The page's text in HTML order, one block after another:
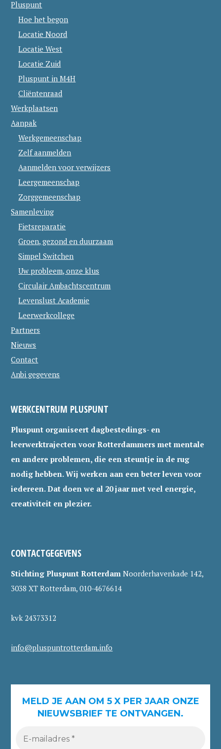
Pluspunt
Hoe het begon
Locatie Noord
Locatie West
Locatie Zuid
Pluspunt in M4H
Cliëntenraad
Werkplaatsen
Aanpak
Werkgemeenschap
Zelf aanmelden
Aanmelden voor verwijzers
Leergemeenschap
Zorggemeenschap
Samenleving
Fietsreparatie
Groen, gezond en duurzaam
Simpel Switchen
Uw probleem, onze klus
Circulair Ambachtscentrum
Levenslust Academie
Leerwerkcollege
Partners
Nieuws
Contact
Anbi gegevens
WERKCENTRUM PLUSPUNT
Pluspunt organiseert dagbestedings- en
leerwerktrajecten voor Rotterdammers met mentale
en andere problemen, die een steuntje in de rug
nodig hebben. Wij werken aan een beter leven voor
iedereen. Dat doen we al 20 jaar met veel energie,
creativiteit en plezier.
CONTACTGEGEVENS
Stichting Pluspunt RotterdamNoorderhavenkade 142,
3038 XT Rotterdam, 010-4676614
kvk 24373312
info@pluspuntrotterdam.info
MELD JE AAN OM 5 X PER JAAR ONZE
NIEUWSBRIEF TE ONTVANGEN.